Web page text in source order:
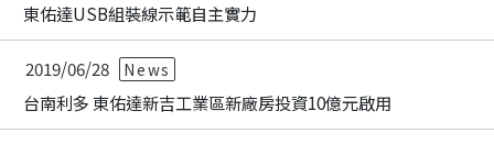
東佑達USB組裝線示範自主實力
2019/06/28 News
台南利多 東佑達新吉工業區新廠房投資10億元啟用